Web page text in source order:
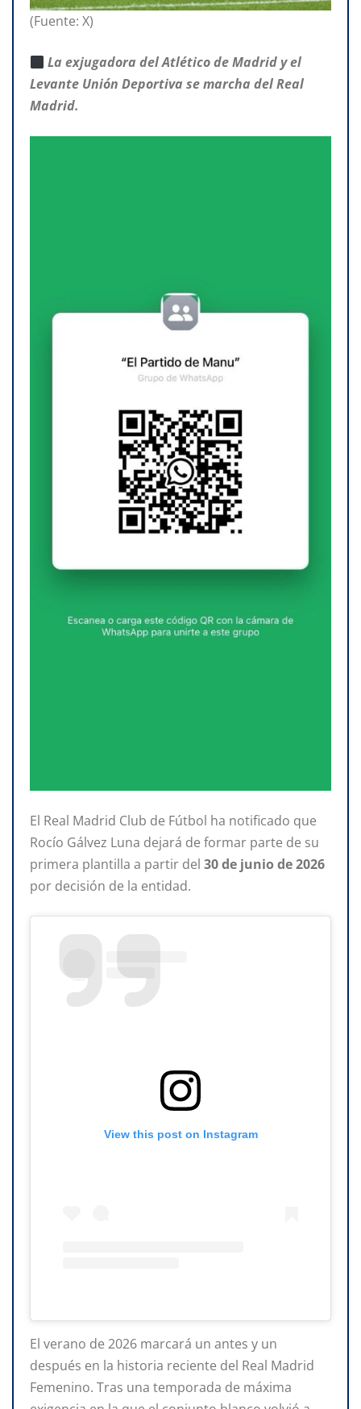
(Fuente: X)
La exjugadora del Atlético de Madrid y el
Levante Unión Deportiva se marcha del Real
Madrid.
El Real Madrid Club de Fútbol ha notificado que
Rocío Gálvez Luna dejará de formar parte de su
primera plantilla a partir del 30 de junio de 2026
por decisión de la entidad.
View this post on Instagram
El verano de 2026 marcará un antes y un
después en la historia reciente del Real Madrid
Femenino. Tras una temporada de máxima